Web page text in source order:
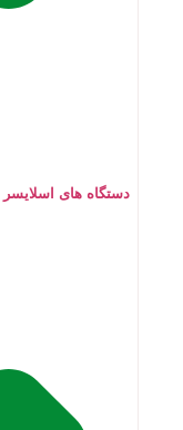
دستگاه های اسلایسر